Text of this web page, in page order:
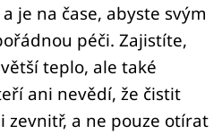
je na čase, abyste svým
péči. Zajistíte,
teplo, ale také
ani nevědí, že čistit
a ne pouze otírat